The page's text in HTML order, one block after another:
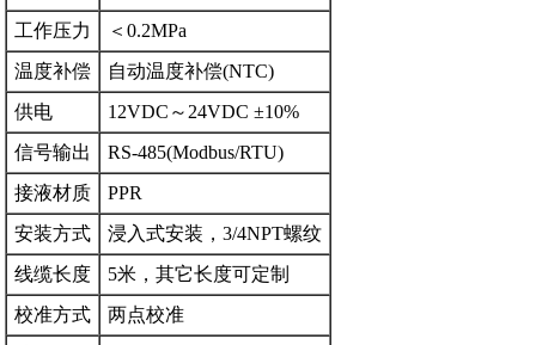
工作压力
＜0.2MPa
温度补偿
自动温度补偿(NTC)
供电
12VDC～24VDC ±10%
信号输出
RS-485(Modbus/RTU)
接液材质
PPR
安装方式
浸入式安装，3/4NPT螺纹
线缆长度
5米，其它长度可定制
校准方式
两点校准